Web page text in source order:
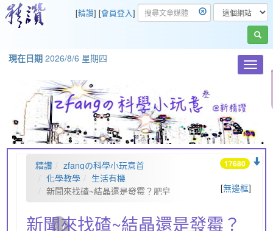
[精讚] [會員登入]
現在日期 2026/8/6 星期四
[無邊框]
精讚
zfangの科學小玩意首
頁
化學教學
生活有機
新聞來找碴~結晶還是發霉？肥皂
Soap)
17680
新聞來找碴~結晶還是發霉？